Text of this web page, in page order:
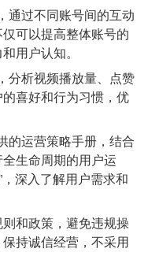
通过不同账号间的互动
可以提高整体账号的
用户认知。
分析视频播放量、点赞
喜好和行为习惯，优
的运营策略手册，结合
生命周期的用户运
深入了解用户需求和
和政策，避免违规操
持诚信经营，不采用